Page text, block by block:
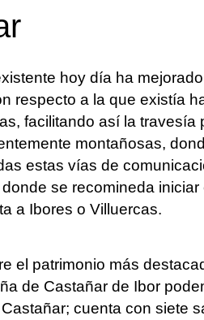
hoy día ha mejorado
respecto a la que existía
facilitando así la travesía
montañosas,
estas vías de
se recomineda iniciar
a Ibores o Villuercas.
el patrimonio más
de Castañar de Ibor
cuenta con siete